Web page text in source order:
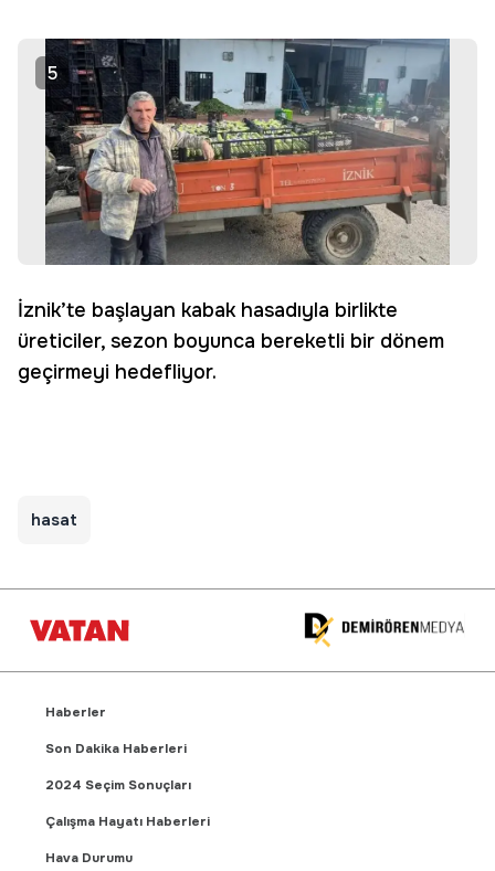
5
İznik’te başlayan kabak hasadıyla birlikte
üreticiler, sezon boyunca bereketli bir dönem
geçirmeyi hedefliyor.
hasat
Haberler
Son Dakika Haberleri
2024 Seçim Sonuçları
Çalışma Hayatı Haberleri
Hava Durumu